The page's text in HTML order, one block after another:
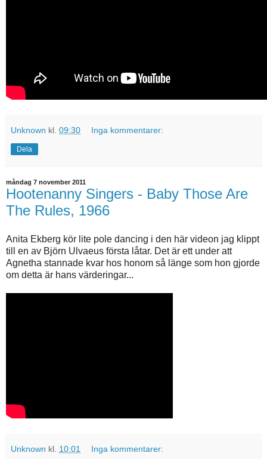
Unknown kl. 09:30 Inga kommentarer:
Dela
måndag 7 november 2011
Hootenanny Singers - Baby Those Are
The Rules, 1966
Anita Ekberg kör lite pole dancing i den här videon jag klippt
till en av Björn Ulvaeus första låtar. Det är ett under att
Agnetha stannade kvar hos honom så länge som hon gjorde
om detta är hans värderingar...
Unknown kl. 10:01 Inga kommentarer: